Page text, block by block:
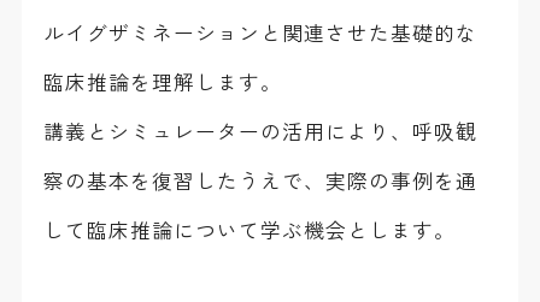
ルイグザミネーションと関連させた基礎的な
臨床推論を理解します。
講義とシミュレーターの活用により、呼吸観
察の基本を復習したうえで、実際の事例を通
して臨床推論について学ぶ機会とします。